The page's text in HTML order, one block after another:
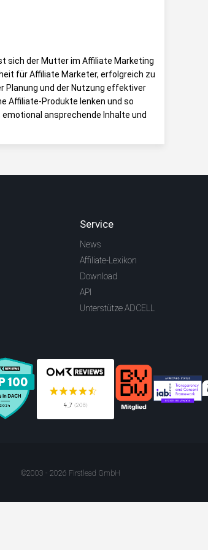
sich der Mutter im Affiliate Marketing
für Affiliate Marketer, erfolgreich zu
Planung und der Nutzung effektiver
Affiliate-Produkte lenken und so
ansprechende Inhalte und
Service
News
Affiliate-Lexikon
Download
API
Unterstütze ADCELL
©2003 - 2026 Firstlead GmbH